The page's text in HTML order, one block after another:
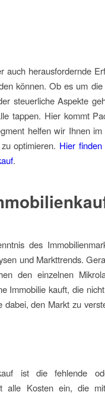
auch herausfordernde
können. Ob es um
steuerliche Aspekte
tappen. Hier kommt
helfen wir Ihnen
optimieren. Hier
.
des
und Markttrends.
den einzelnen
Immobilie kauft, die
den Markt zu
ist die fehlende
alle Kosten ein, die